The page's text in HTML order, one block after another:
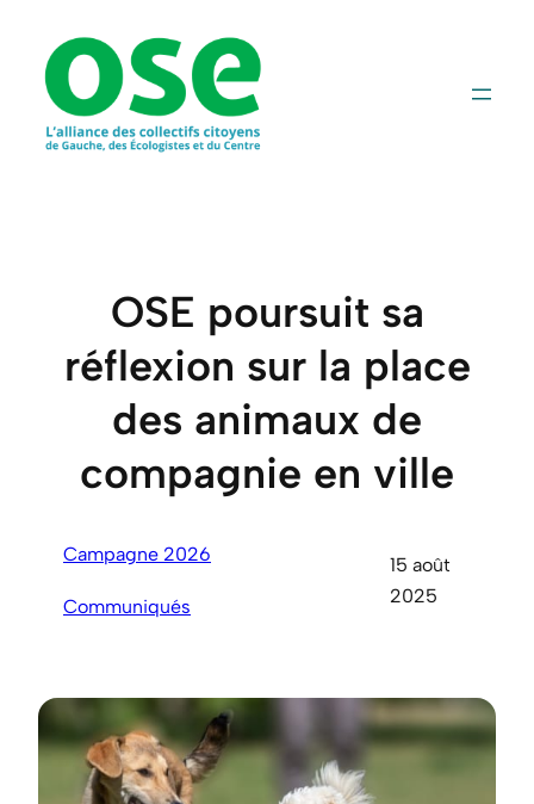
contenu
OSE poursuit sa
réflexion sur la place
des animaux de
compagnie en ville
Campagne 2026
Communiqués
15 août
2025